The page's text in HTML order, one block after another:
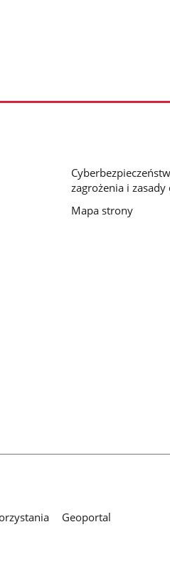
zagrożenia i zasady
Mapa strony
Geoportal